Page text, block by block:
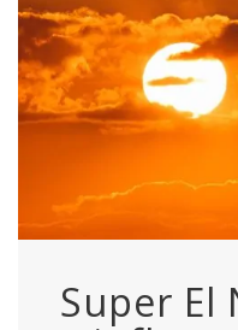
Super El